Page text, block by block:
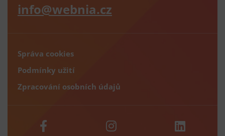
info@webnia.cz
Správa cookies
Podmínky užití
Zpracování osobních údajů